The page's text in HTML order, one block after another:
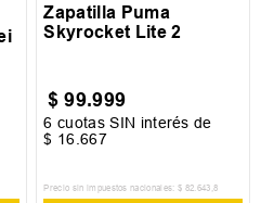
Zapatilla Puma
Skyrocket Lite 2
$ 99.999
6 cuotas SIN interés de
$ 16 .667
Precio sin impuestos nacionales: $ 82 643 8